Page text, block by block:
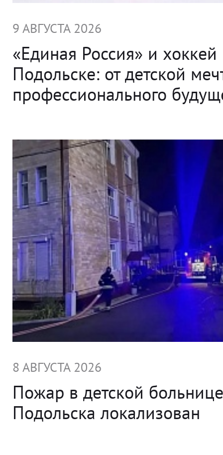
9 АВГУСТА 2026
«Единая Россия» и хоккей
Подольске: от детской
профессионального
8 АВГУСТА 2026
Пожар в детской больнице
Подольска локализован